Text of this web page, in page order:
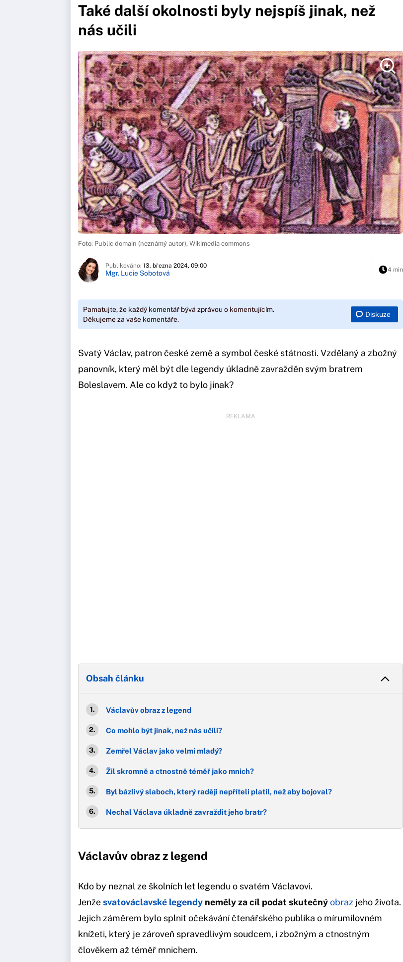
Také další okolnosti byly nejspíš jinak, než
nás učili
Foto: Public domain (neznámý autor), Wikimedia commons
Publikováno: 13. března 2024, 09:00
Mgr. Lucie Sobotová 4 min
Pamatujte, že každý komentář bývá zprávou o komentujícím.
Děkujeme za vaše komentáře.
Diskuze
Svatý Václav, patron české země a symbol české státnosti. Vzdělaný a zbožný
panovník, který měl být dle legendy úkladně zavražděn svým bratrem
Boleslavem. Ale co když to bylo jinak?
REKLAMA
Obsah článku
Václavův obraz z legend
Co mohlo být jinak, než nás učili?
Zemřel Václav jako velmi mladý?
Žil skromně a ctnostně téměř jako mnich?
Byl bázlivý slaboch, který raději nepříteli platil, než aby bojoval?
Nechal Václava úkladně zavraždit jeho bratr?
Václavův obraz z legend
Kdo by neznal ze školních let legendu o svatém Václavovi.
Jenžesvatováclavské legendy neměly za cíl podat skutečnýobraz jeho života.
Jejich záměrem bylo splnit očekávání čtenářského publika o mírumilovném
knížeti, který je zároveň spravedlivým soudcem, i zbožným a ctnostným
člověkem až téměř mnichem.